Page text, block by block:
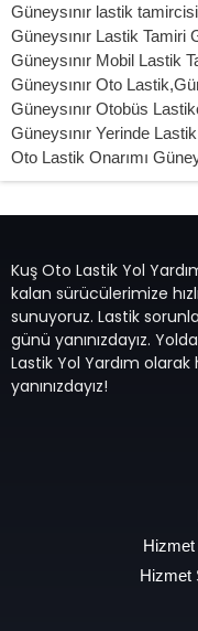
Güneysınır lastik tamircisi
Güneysınır Lastik Tamiri
Güneysınır Mobil Lastik
Güneysınır Oto Lastik,
Güneysınır Otobüs
Güneysınır Yerinde
Oto Lastik Onarımı
Kuş Oto Lastik Yol
kalan sürücülerimize
sunuyoruz. Lastik
günü yanınızdayız.
Lastik Yol Yardım
yanınızdayız!
Hizmet